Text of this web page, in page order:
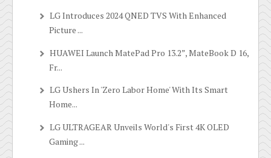
LG Introduces 2024 QNED TVS With Enhanced
Picture ...
HUAWEI Launch MatePad Pro 13.2”, MateBook D 16,
Fr...
LG Ushers In 'Zero Labor Home' With Its Smart
Home...
LG ULTRAGEAR Unveils World's First 4K OLED
Gaming ...